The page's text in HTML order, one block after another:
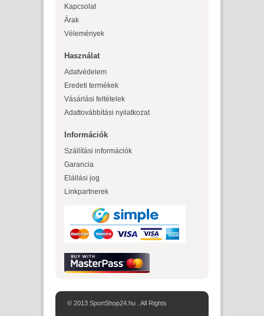
Kapcsolat
Árak
Vélemények
Használat
Adatvédelem
Eredeti termékek
Vásárlási feltételek
Adattovábbítási nyilatkozat
Információk
Szállítási információk
Garancia
Elállási jog
Linkpartnerek
© 2013 SportShop24.hu . All Rights